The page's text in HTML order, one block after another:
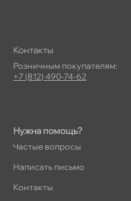
Нужна помощь?
Частые вопросы
Написать письмо
Контакты
Контакты
Розничным покупателям:
+7 (812) 490-74-62